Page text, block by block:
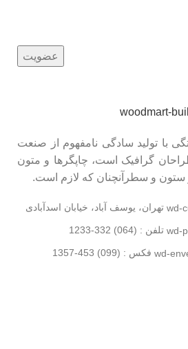
با تولید سادگی نامفهوم از صنعت
گرافیک است، چاپگرها و متون
ستون و سطرآنچنان که لازم است.
تهران، یوسف آباد، خیابان اسدآبادی
تلفن : (064) 332-1233
فکس : (099) 453-1357